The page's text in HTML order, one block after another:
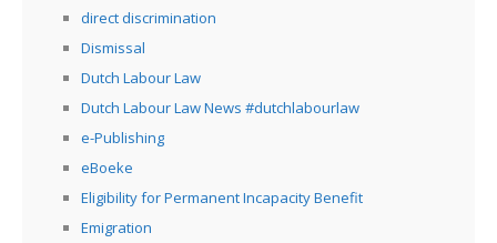
direct discrimination
Dismissal
Dutch Labour Law
Dutch Labour Law News #dutchlabourlaw
e-Publishing
eBoeke
Eligibility for Permanent Incapacity Benefit
Emigration